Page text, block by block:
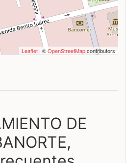
Leaflet | ©OpenStreetMapcontributors
DE